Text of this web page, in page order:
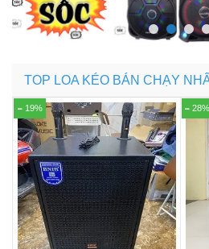
TOP LOA KÉO BÁN CHẠY
19% 28%